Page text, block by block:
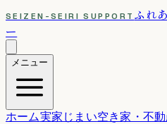
SEIZEN-SEIRI SUPPORT ふれ
ー
メニュー
ホーム実家じまい空き家・不